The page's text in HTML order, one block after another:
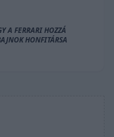
A FERRARI HOZZÁ
HONFITÁRSA